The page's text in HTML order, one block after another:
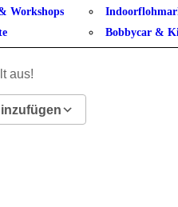
Workshops
Bobbycar &
–